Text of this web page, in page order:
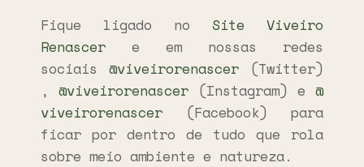
Fique ligado no Site Viveiro
Renascer e em nossas redes
sociais @viveirorenascer (Twitter)
, @viveirorenascer (Instagram) e @
viveirorenascer (Facebook) para
ficar por dentro de tudo que rola
sobre meio ambiente e natureza.